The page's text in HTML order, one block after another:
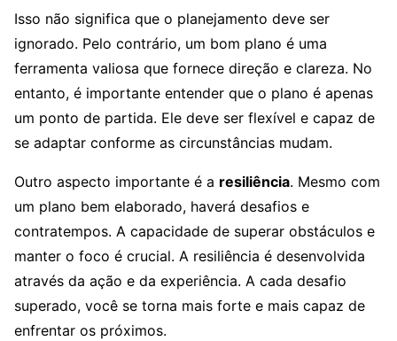
Isso não significa que o planejamento deve ser
ignorado. Pelo contrário, um bom plano é uma
ferramenta valiosa que fornece direção e clareza. No
entanto, é importante entender que o plano é apenas
um ponto de partida. Ele deve ser flexível e capaz de
se adaptar conforme as circunstâncias mudam.
Outro aspecto importante é a resiliência. Mesmo com
um plano bem elaborado, haverá desafios e
contratempos. A capacidade de superar obstáculos e
manter o foco é crucial. A resiliência é desenvolvida
através da ação e da experiência. A cada desafio
superado, você se torna mais forte e mais capaz de
enfrentar os próximos.